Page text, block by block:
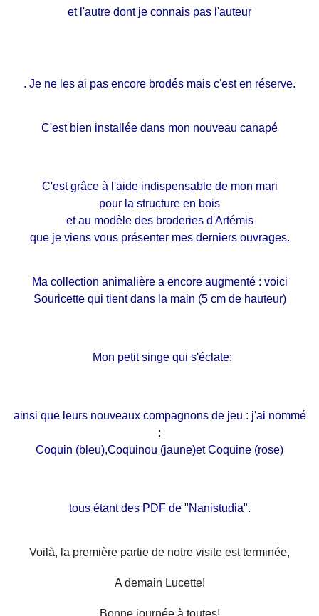
et l'autre dont je connais pas l'auteur
. Je ne les ai pas encore brodés mais c'est en réserve.
C'est bien installée dans mon nouveau canapé
C'est grâce à l'aide indispensable de mon mari
pour la structure en bois
et au modèle des broderies d'Artémis
que je viens vous présenter mes derniers ouvrages.
Ma collection animalière a encore augmenté : voici
Souricette qui tient dans la main (5 cm de hauteur)
Mon petit singe qui s'éclate:
ainsi que leurs nouveaux compagnons de jeu : j'ai nommé
:
Coquin (bleu),Coquinou (jaune)et Coquine (rose)
tous étant des PDF de "Nanistudia".
Voilà, la première partie de notre visite est terminée,
A demain Lucette!